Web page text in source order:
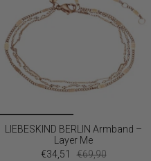
LIEBESKIND BERLIN Armband –
Layer Me
€34,51
€69,90